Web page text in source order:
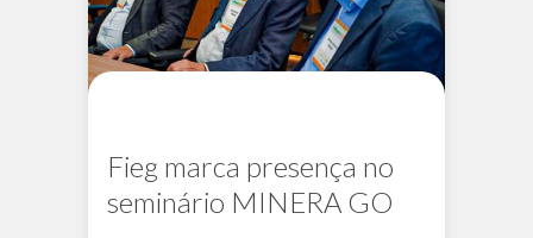
Fieg marca presença no
seminário MINERA GO